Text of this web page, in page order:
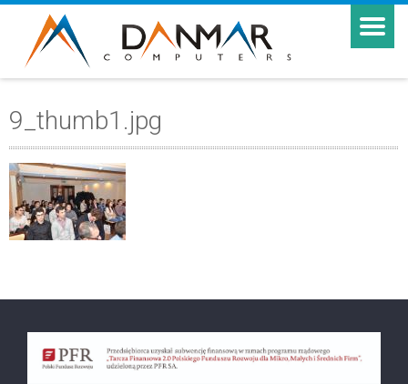
9_thumb1.jpg